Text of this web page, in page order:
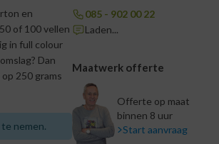
en
of 100 vellen
in full colour
Dan
250 grams
nemen.
085 - 902 00 22
Laden...
Maatwerk offerte
Offerte op maat
binnen 8 uur
Start aanvraag